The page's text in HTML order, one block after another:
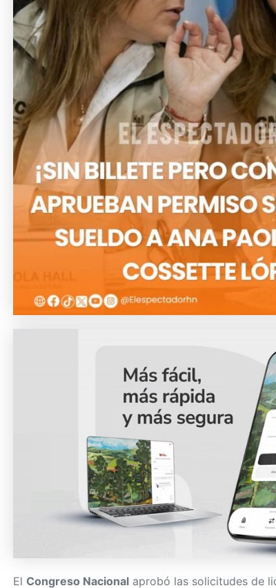
El Congreso Nacional aprobó las solicitudes de